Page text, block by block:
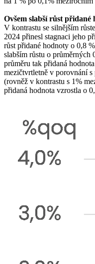
Ovšem slabší růst
V kontrastu se silnějším
2024 přinesl stagnaci jeho
růst přidané hodnoty o 0,8
slabším růstu o
průměru tak přidaná
mezičtvrtletně v porovnání
(rovněž v kontrastu s 1%
přidaná hodnota vzrostla o